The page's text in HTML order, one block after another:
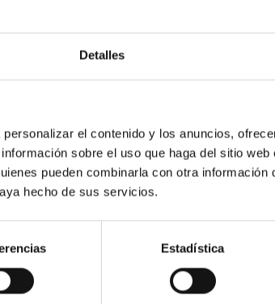
Detalles
el contenido y los anuncios,
sobre el uso que haga del sitio
pueden combinarla con otra información
hecho de sus servicios.
Estadística
PORTAL DEL IAC
Políticas de privacidad
Aviso legal
Política de cookies